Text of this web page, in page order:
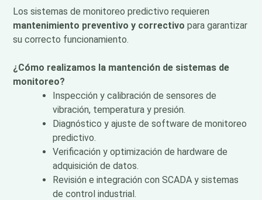
Los sistemas de monitoreo predictivo requieren
mantenimiento preventivo y correctivo para garantizar
su correcto funcionamiento.
¿Cómo realizamos la mantención de sistemas de
monitoreo?
Inspección y calibración de sensores de
vibración, temperatura y presión.
Diagnóstico y ajuste de software de monitoreo
predictivo.
Verificación y optimización de hardware de
adquisición de datos.
Revisión e integración con SCADA y sistemas
de control industrial.